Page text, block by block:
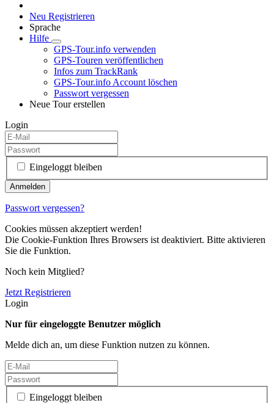
Neu Registrieren
Sprache
Hilfe
GPS-Tour.info verwenden
GPS-Touren veröffentlichen
Infos zum TrackRank
GPS-Tour.info Account löschen
Passwort vergessen
Neue Tour erstellen
Login
Eingeloggt bleiben
Passwort vergessen?
Cookies müssen akzeptiert werden!
Die Cookie-Funktion Ihres Browsers ist deaktiviert. Bitte aktivieren
Sie die Funktion.
Noch kein Mitglied?
Jetzt Registrieren
Login
Nur für eingeloggte Benutzer möglich
Melde dich an, um diese Funktion nutzen zu können.
Eingeloggt bleiben